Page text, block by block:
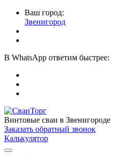
Ваш город:
Звенигород
В WhatsApp ответим быстрее:
Винтовые сваи в Звенигороде
Заказать обратный звонок
Калькулятор